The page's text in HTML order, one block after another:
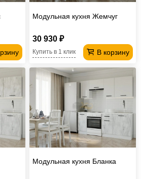
Модульная кухня Жемчуг
30 930 ₽
В корзину
Купить в 1 клик
Модульная кухня Бланка